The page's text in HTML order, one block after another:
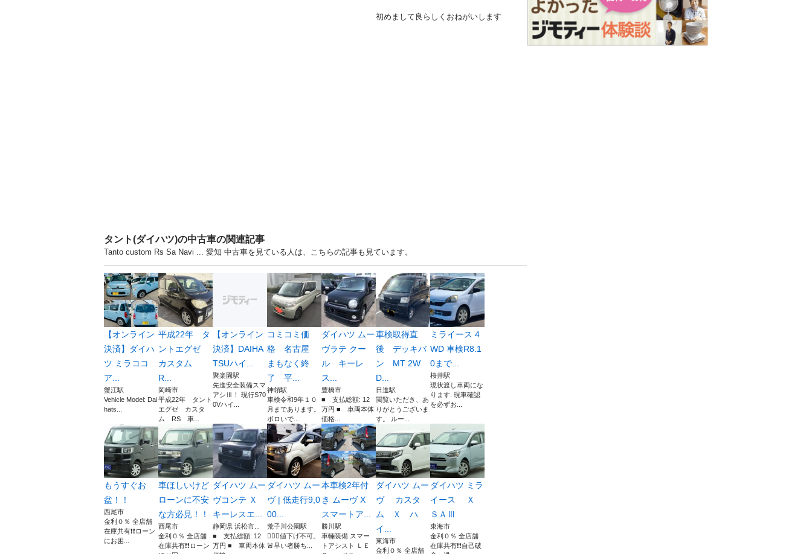
初めまして良らしくおねがいします
タント(ダイハツ)の中古車の関連記事
Tanto custom Rs Sa Navi ... 愛知 中古車を見ている人は、こちらの記事も見ています。
【オンライン
決済】ダイハ
ツ ミラココ
ア...
蟹江駅
Vehicle Model: Dai
hats...
平成22年 タ
ントエグゼ
カスタム
R...
岡崎市
平成22年 タント
エグゼ カスタ
ム RS 車...
【オンライン
決済】DAIHA
TSUハイ...
聚楽園駅
先進安全装備スマ
アシⅢ！ 現行S70
0Vハイ...
コミコミ価
格 名古屋
まもなく終
了 平...
神領駅
車検令和9年１０
月まであります。
ボロいで...
ダイハツ ムー
ヴラテ クー
ル キーレ
ス...
豊橋市
■ 支払総額: 12
万円 ■ 車両本体
価格...
車検取得直
後 デッキバ
ン MT 2W
D...
日進駅
閲覧いただき、あ
りがとうございま
す。 ルー...
ミライース 4
WD 車検R8.1
0まで...
桜井駅
現状渡し車両にな
ります. 現車確認
を必ずお...
もうすぐお
盆！！
西尾市
金利０％ 全店舗
在庫共有❗️❗️ローン
にお困...
車ほしいけど
ローンに不安
な方必見！！
西尾市
金利０％ 全店舗
在庫共有❗️❗️ローン
ダイハツ ムー
ヴコンテ Ｘ
キーレスエ...
静岡県 浜松市...
■ 支払総額: 12
万円 ■ 車両本体
ダイハツ ムー
ヴ | 低走行9,0
00...
荒子川公園駅
🙅🏻‍♀️値下げ不可。
🚨早い者勝ち...
本車検2年付
き ムーヴ X
スマートア...
勝川駅
車輛装備 スマー
トアシスト ＬＥ
ダイハツ ムー
ヴ カスタ
ム Ｘ ハ
イ...
東海市
金利０％ 全店舗
ダイハツ ミラ
イース Ｘ
ＳＡⅢ
東海市
金利０％ 全店舗
在庫共有❗️❗️自己破